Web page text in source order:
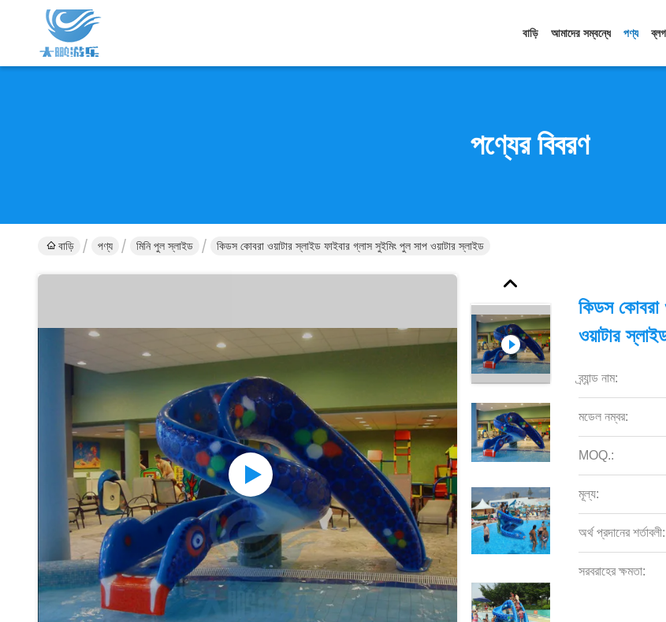
বাড়ি আমাদের সম্বন্ধে পণ্য ব্লগ
পণ্যের বিবরণ
বাড়ি পণ্য মিনি পুল স্লাইড কিডস কোবরা ওয়াটার স্লাইড ফাইবার গ্লাস সুইমিং পুল সাপ ওয়াটার স্লাইড
কিডস কোবরা
ওয়াটার
ব্র্যান্ড নাম:
মডেল নম্বর:
MOQ.:
মূল্য:
অর্থ প্রদানের শর্তাবলী:
সরবরাহের ক্ষমতা: